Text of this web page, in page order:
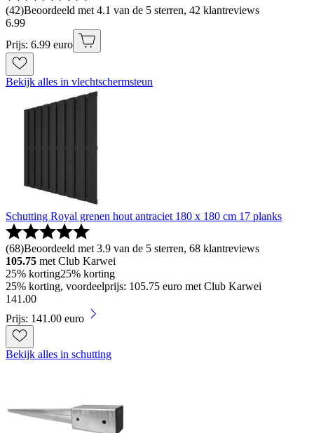
(42)Beoordeeld met 4.1 van de 5 sterren, 42 klantreviews
6.99
Prijs: 6.99 euro
Bekijk alles in vlechtschermsteun
Schutting Royal grenen hout antraciet 180 x 180 cm 17 planks
(68)Beoordeeld met 3.9 van de 5 sterren, 68 klantreviews
105.75 met Club Karwei
25% korting25% korting
25% korting, voordeelprijs: 105.75 euro met Club Karwei
141 .00
Prijs: 141.00 euro
Bekijk alles in schutting